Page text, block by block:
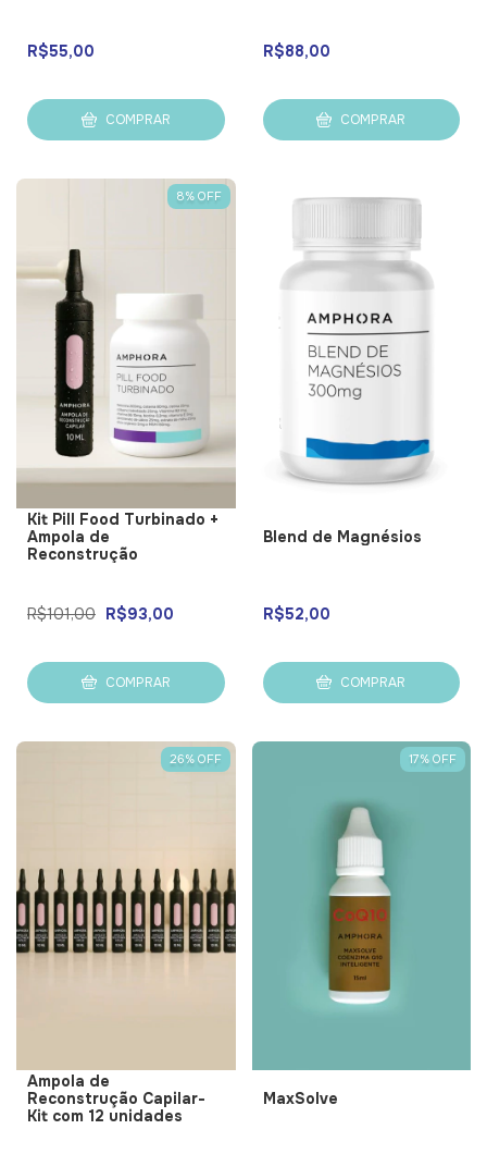
R$55,00
COMPRAR
R$88,00
COMPRAR
8% OFF
Kit Pill Food Turbinado +
Ampola de
Reconstrução
R$101,00 R$93,00
COMPRAR
Blend de Magnésios
R$52,00
COMPRAR
26% OFF
Ampola de
Reconstrução Capilar-
Kit com 12 unidades
17% OFF
MaxSolve